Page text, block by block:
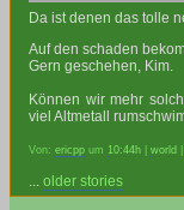
Da ist denen das tolle
Auf den schaden
Gern geschehen, Kim.
Können wir mehr
viel Altmetall
Von: ericpp um 10:44h world
... older stories